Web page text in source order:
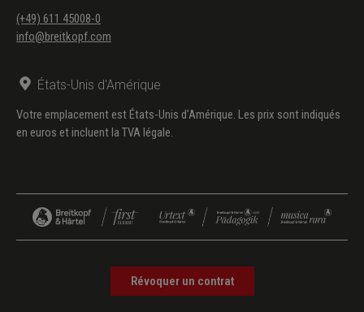
(+49) 611 45008-0
info@breitkopf.com
États-Unis d'Amérique
Votre emplacement est États-Unis d'Amérique. Les prix sont indiqués
en euros et incluent la TVA légale.
Révoquer un contrat